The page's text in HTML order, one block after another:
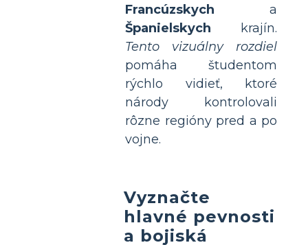
Francúzskych a
Španielskych krajín.
Tento vizuálny rozdiel
pomáha študentom
rýchlo vidieť, ktoré
národy kontrolovali
rôzne regióny pred a po
vojne.
Vyznačte
hlavné pevnosti
a bojiská